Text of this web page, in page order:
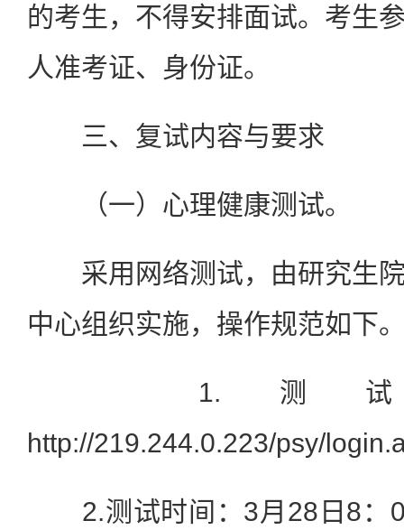
的考生，不得安排面试。考生
人准考证、身份证。
三、复试内容与要求
（一）心理健康测试。
采用网络测试，由研究生院
中心组织实施，操作规范如下
1.测试
http://219.244.0.223/psy/
2.测试时间：3月28日8：